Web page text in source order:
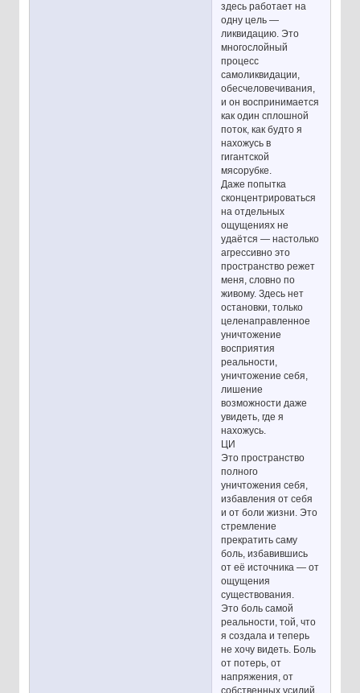
здесь работает на
одну цель —
ликвидацию. Это
многослойный
процесс
самоликвидации,
обесчеловечивания,
и он воспринимается
как один сплошной
поток, как будто я
нахожусь в
гигантской
мясорубке.
Даже попытка
сконцентрироваться
на отдельных
ощущениях не
удаётся — настолько
агрессивно это
пространство режет
меня, словно по
живому. Здесь нет
остановки, только
целенаправленное
уничтожение
восприятия
реальности,
уничтожение себя,
лишение
возможности даже
увидеть, где я
нахожусь.
ЦИ
Это пространство
полного
уничтожения себя,
избавления от себя
и от боли жизни. Это
стремление
прекратить саму
боль, избавившись
от её источника — от
ощущения
существования.
Это боль самой
реальности, той, что
я создала и теперь
не хочу видеть. Боль
от потерь, от
напряжения, от